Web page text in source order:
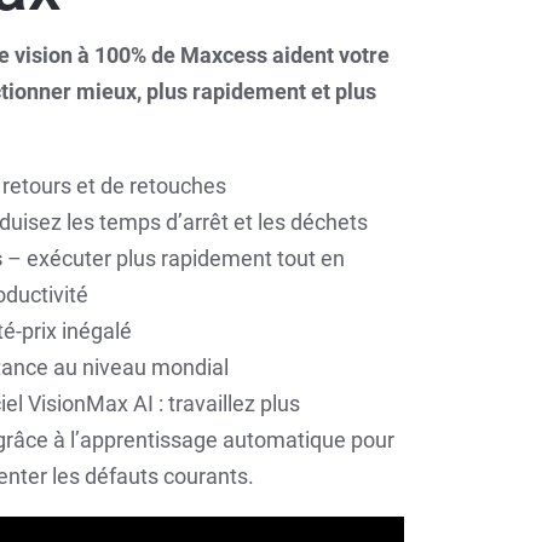
vision à 100% de Maxcess aident votre
mieux, plus rapidement et plus
et de retouches
les temps d’arrêt et les déchets
– exécuter plus rapidement tout en
prix inégalé
au niveau mondial
VisionMax AI : travaillez plus
à l’apprentissage automatique pour
les défauts courants.